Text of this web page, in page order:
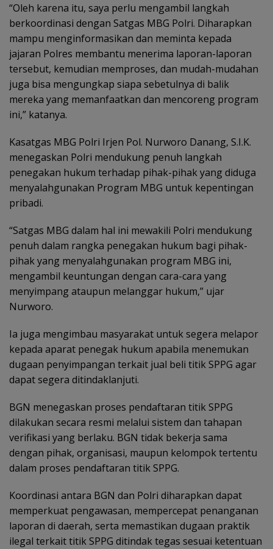
“Oleh karena itu, saya perlu mengambil langkah
berkoordinasi dengan Satgas MBG Polri. Diharapkan
mampu menginformasikan dan meminta kepada
jajaran Polres membantu menerima laporan-laporan
tersebut, kemudian memproses, dan mudah-mudahan
juga bisa mengungkap siapa sebetulnya di balik
mereka yang memanfaatkan dan mencoreng program
ini,” katanya.
Kasatgas MBG Polri Irjen Pol. Nurworo Danang, S.I.K.
menegaskan Polri mendukung penuh langkah
penegakan hukum terhadap pihak-pihak yang diduga
menyalahgunakan Program MBG untuk kepentingan
pribadi.
“Satgas MBG dalam hal ini mewakili Polri mendukung
penuh dalam rangka penegakan hukum bagi pihak-
pihak yang menyalahgunakan program MBG ini,
mengambil keuntungan dengan cara-cara yang
menyimpang ataupun melanggar hukum,” ujar
Nurworo.
Ia juga mengimbau masyarakat untuk segera melapor
kepada aparat penegak hukum apabila menemukan
dugaan penyimpangan terkait jual beli titik SPPG agar
dapat segera ditindaklanjuti.
BGN menegaskan proses pendaftaran titik SPPG
dilakukan secara resmi melalui sistem dan tahapan
verifikasi yang berlaku. BGN tidak bekerja sama
dengan pihak, organisasi, maupun kelompok tertentu
dalam proses pendaftaran titik SPPG.
Koordinasi antara BGN dan Polri diharapkan dapat
memperkuat pengawasan, mempercepat penanganan
laporan di daerah, serta memastikan dugaan praktik
ilegal terkait titik SPPG ditindak tegas sesuai ketentuan